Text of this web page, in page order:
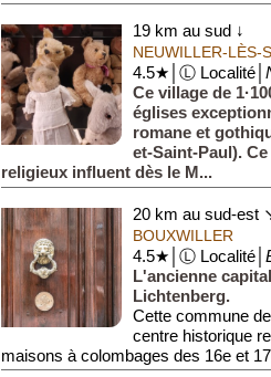
19 km au sud ↓
NEUWILLER-LÈS-
4.5★│Ⓛ Localité│
Ce village de
églises
romane et
et-Saint-Paul).
religieux influent dès le M...
20 km au sud-est
BOUXWILLER
4.5★│Ⓛ Localité│
L'ancienne
Lichtenberg.
Cette commune
centre historique
maisons à colombages des 16e et